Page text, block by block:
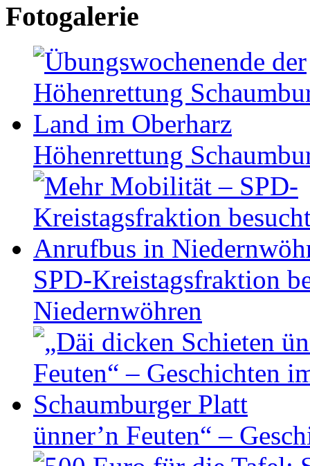
Fotogalerie
Höhen­ret­tung
SPD-Kreistagsfraktion
Niedernwöhren
ünner’n Feuten“ –